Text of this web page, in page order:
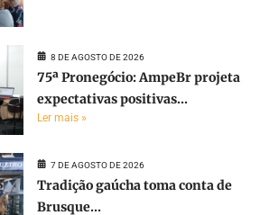
8 DE AGOSTO DE 2026
75ª Pronegócio: AmpeBr projeta
expectativas positivas...
Ler mais »
7 DE AGOSTO DE 2026
Tradição gaúcha toma conta de
Brusque...